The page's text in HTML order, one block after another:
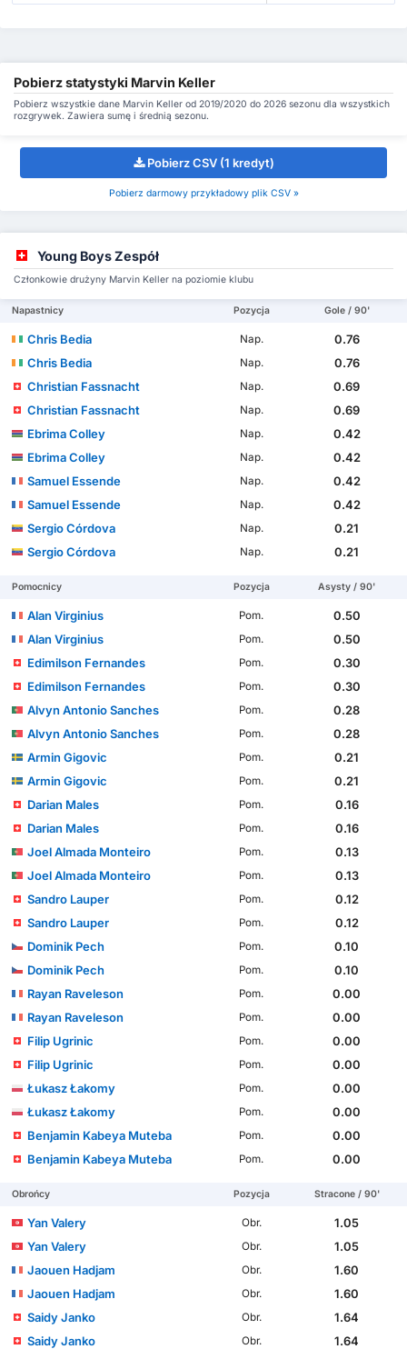
Pobierz statystyki Marvin Keller
Pobierz wszystkie dane Marvin Keller od 2019/2020 do 2026 sezonu dla wszystkich
rozgrywek. Zawiera sumę i średnią sezonu.
Pobierz CSV (1 kredyt)
Pobierz darmowy przykładowy plik CSV »
Young Boys Zespół
Członkowie drużyny Marvin Keller na poziomie klubu
Napastnicy Pozycja Gole / 90'
Chris Bedia Nap.
0.76
Chris Bedia
Nap.
0.76
Christian Fassnacht
Nap.
0.69
Christian Fassnacht
Nap.
0.69
Ebrima Colley
Nap.
0.42
Ebrima Colley
Nap.
0.42
Samuel Essende
Nap.
0.42
Samuel Essende
Nap.
0.42
Sergio Córdova
Nap.
0.21
Sergio Córdova
Nap. 0.21
Pomocnicy Pozycja Asysty / 90'
Alan Virginius Pom.
0.50
Alan Virginius
Pom.
0.50
Edimilson Fernandes
Pom.
0.30
Edimilson Fernandes
Pom.
0.30
Alvyn Antonio Sanches
Pom.
0.28
Alvyn Antonio Sanches
Pom.
0.28
Armin Gigovic
Pom.
0.21
Armin Gigovic
Pom.
0.21
Darian Males
Pom.
0.16
Darian Males
Pom.
0.16
Joel Almada Monteiro
Pom.
0.13
Joel Almada Monteiro
Pom.
0.13
Sandro Lauper
Pom.
0.12
Sandro Lauper
Pom.
0.12
Dominik Pech
Pom.
0.10
Dominik Pech
Pom.
0.10
Rayan Raveleson
Pom.
0.00
Rayan Raveleson
Pom.
0.00
Filip Ugrinic
Pom.
0.00
Filip Ugrinic
Pom.
0.00
Łukasz Łakomy
Pom.
0.00
Łukasz Łakomy
Pom.
0.00
Benjamin Kabeya Muteba
Pom.
0.00
Benjamin Kabeya Muteba
Pom. 0.00
Obrońcy Pozycja Stracone / 90'
Yan Valery Obr.
1.05
Yan Valery
Obr.
1.05
Jaouen Hadjam
Obr.
1.60
Jaouen Hadjam
Obr.
1.60
Saidy Janko
Obr.
1.64
Saidy Janko
Obr. 1.64